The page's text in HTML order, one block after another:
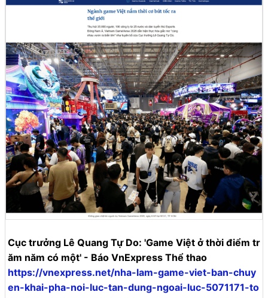
Cục trưởng Lê Quang Tự Do: 'Game Việt ở thời điểm tr
ăm năm có một' - Báo VnExpress Thể thao
https://vnexpress.net/nha-lam-game-viet-ban-chuy
en-khai-pha-noi-luc-tan-dung-ngoai-luc-5071171-to